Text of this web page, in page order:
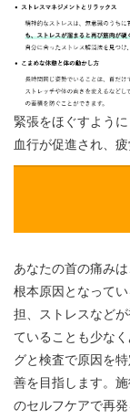
緊張をほぐすよう
血行が促進され、
あなたの首の痛み
根本原因となって
担、ストレスなど
ていることも少な
グと検査で原因を
善を目指します。
のセルフケアで再